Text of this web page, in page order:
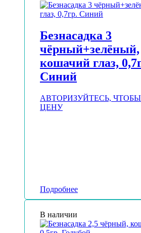
Безнасадка 3
чёрный+зелёный,
кошачий глаз,
Синий
АВТОРИЗУЙТЕСЬ,
ЦЕНУ
Подробнее
В наличии